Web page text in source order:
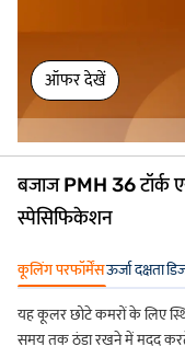
ऑफर देखें
बजाज PMH 36 टॉर्क
स्पेसिफिकेशन
कूलिंग परफॉर्मेंसऊर्जा दक्षता
यह कूलर छोटे कमरों के लिए
समय तक ठंडा रखने में मदद